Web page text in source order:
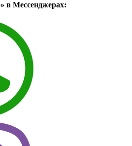
в Мессенджерах: